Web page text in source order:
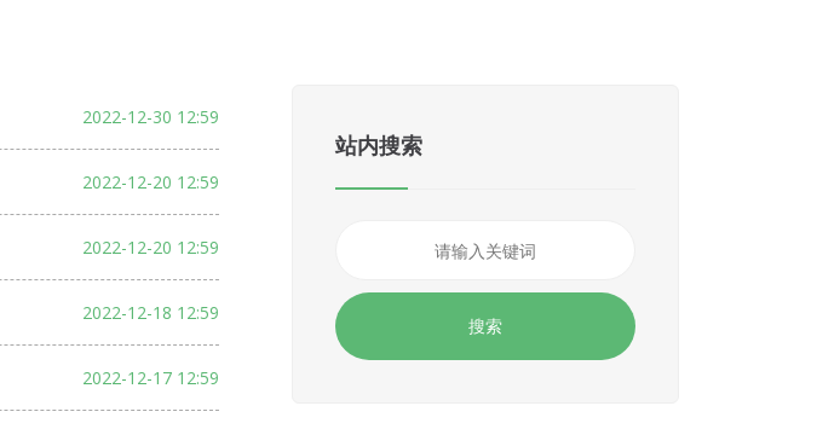
2022-12-30 12:59
2022-12-20 12:59
2022-12-20 12:59
2022-12-18 12:59
2022-12-17 12:59
站内搜索